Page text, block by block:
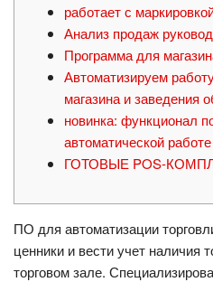
работает с
Анализ продаж
Программа для
Автоматизируем
магазина и заведения
новинка: функционал
автоматической
ГОТОВЫЕ POS-
ПО для автоматизации
ценники и вести учет наличия
торговом зале.